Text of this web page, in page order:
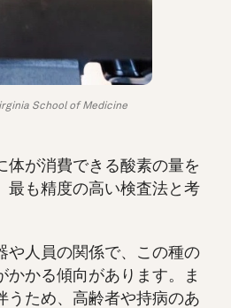
School of Medicine
体が消費できる酸素の量を
最も精度の高い検査法と考
や人員の関係で、この種の
かかる傾向があります。ま
うため、高齢者や持病のあ